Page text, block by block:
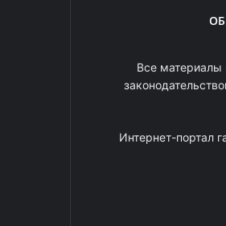
Все материалы
Интернет-портал